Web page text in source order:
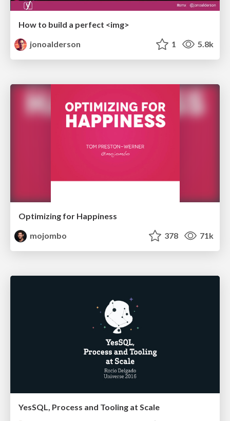
How to build a perfect <img>
jonoalderson
1 5.8k
Optimizing for Happiness
mojombo
378 71k
YesSQL, Process and Tooling at Scale